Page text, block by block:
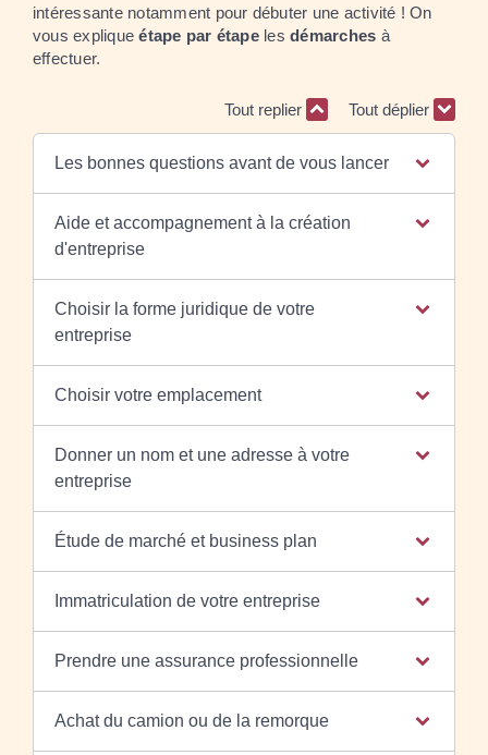
intéressante notamment pour débuter une activité ! On
vous expliqueétape par étapelesdémarches à
effectuer.
Tout replier Tout déplier
Les bonnes questions avant de vous lancer
Aide et accompagnement à la création
d'entreprise
Choisir la forme juridique de votre
entreprise
Choisir votre emplacement
Donner un nom et une adresse à votre
entreprise
Étude de marché et business plan
Immatriculation de votre entreprise
Prendre une assurance professionnelle
Achat du camion ou de la remorque